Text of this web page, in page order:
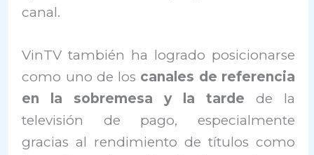
canal.
VinTV también ha logrado posicionarse
como uno de los canales de referencia
en la sobremesa y la tarde de la
televisión de pago, especialmente
gracias al rendimiento de títulos como